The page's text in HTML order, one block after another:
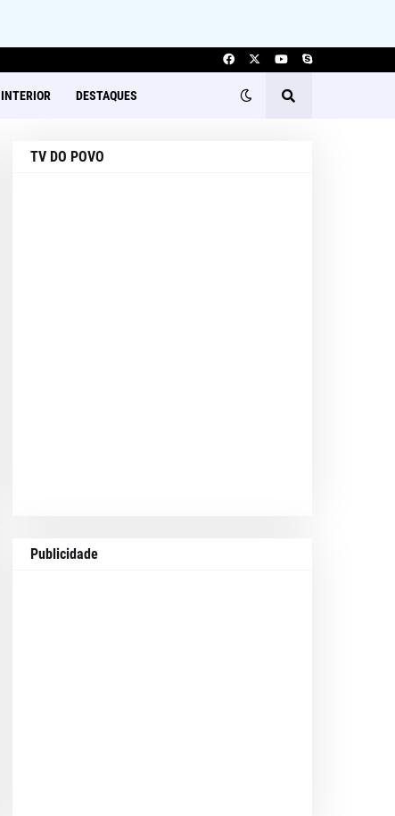
INTERIOR DESTAQUES
TV DO POVO
Publicidade